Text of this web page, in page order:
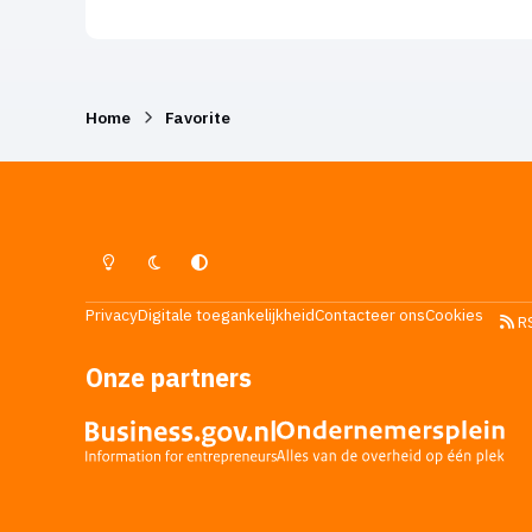
Home Favorite
Lichte ModusDonkere ModusSysteemvoorkeur
PrivacyDigitale toegankelijkheidContacteer onsCookies
Onze partners